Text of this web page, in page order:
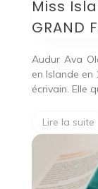
Miss
GRAND
Audur Ava
en Islande en
écrivain. Elle
Lire la suite